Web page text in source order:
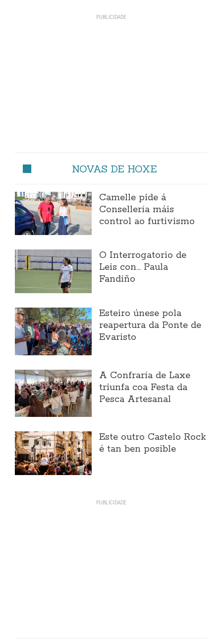
NOVAS DE HOXE
Camelle pide á
Consellería máis
control ao furtivismo
O Interrogatorio de
Leis con... Paula
Fandiño
Esteiro únese pola
reapertura da Ponte de
Evaristo
A Confraría de Laxe
triunfa coa Festa da
Pesca Artesanal
Este outro Castelo Rock
é tan ben posible